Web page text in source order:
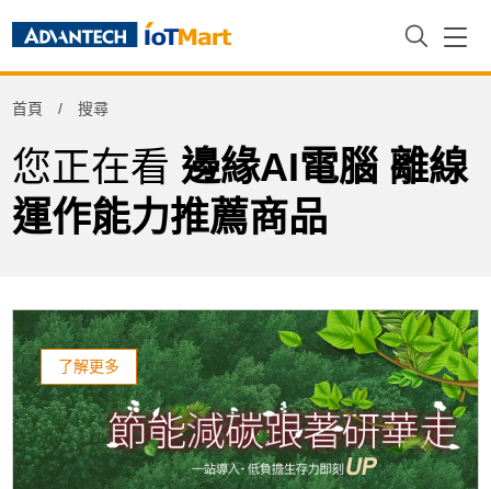
首頁 搜尋
您正在看 邊緣AI電腦 離線
運作能力推薦商品
了解更多
Product Tag